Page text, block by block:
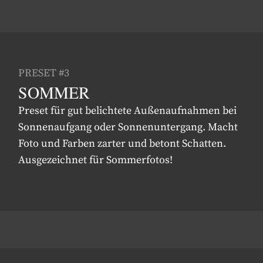
PRESET #3
SOMMER
Preset für gut belichtete Außenaufnahmen bei
Sonnenaufgang oder Sonnenuntergang. Macht
Foto und Farben zarter und betont Schatten.
Ausgezeichnet für Sommerfotos!